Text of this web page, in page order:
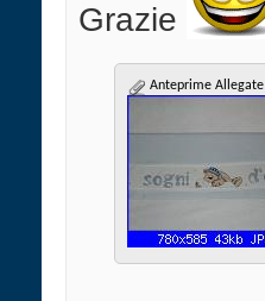
Grazie
Anteprime Allegate